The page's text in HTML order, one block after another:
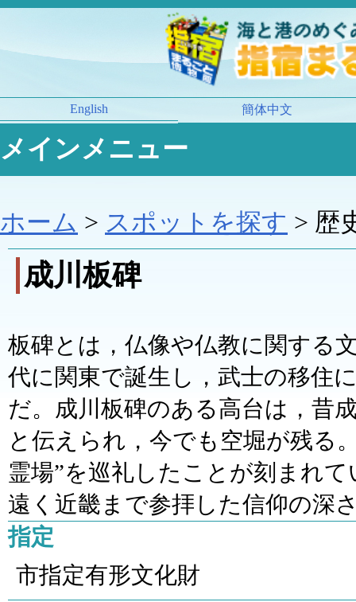
English 簡体中文
メインメニュー
ホーム > スポットを探す > 歴
成川板碑
板碑とは，仏像や仏教に関する
代に関東で誕生し，武士の移住
だ。成川板碑のある高台は，昔
と伝えられ，今でも空堀が残る
霊場”を巡礼したことが刻まれ
遠く近畿まで参拝した信仰の深
指定
市指定有形文化財